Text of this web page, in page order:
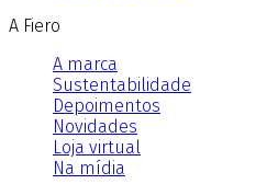
A Fiero
A marca
Sustentabilidade
Depoimentos
Novidades
Loja virtual
Na mídia